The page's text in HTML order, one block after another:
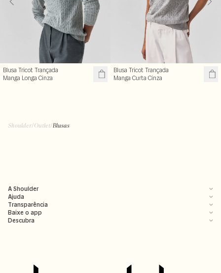
Blusa Tricot Trançada
Manga Longa Cinza
Blusa Tricot Trançada
Manga Curta Cinza
A Shoulder
Ajuda
Transparência